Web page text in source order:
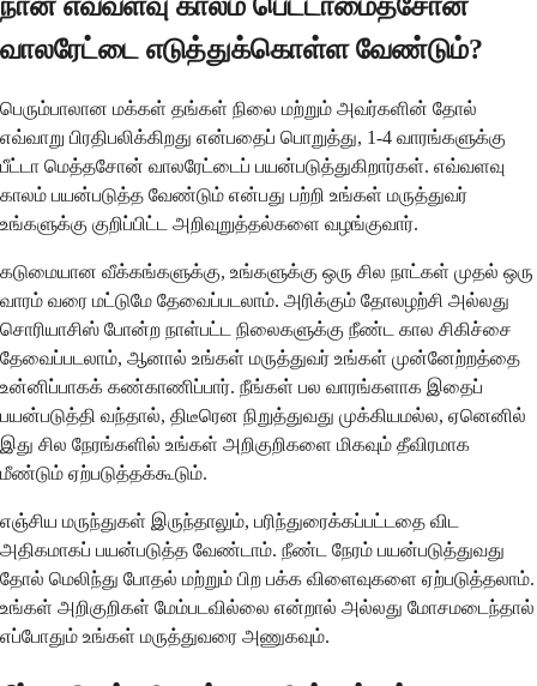
நான் எவ்வளவு காலம் பெட்டாமைதசோன்
வாலரேட்டை எடுத்துக்கொள்ள வேண்டும்?
பெரும்பாலான மக்கள் தங்கள் நிலை மற்றும் அவர்களின் தோல்
எவ்வாறு பிரதிபலிக்கிறது என்பதைப் பொறுத்து, 1-4 வாரங்களுக்கு
பீட்டா மெத்தசோன் வாலரேட்டைப் பயன்படுத்துகிறார்கள். எவ்வளவு
காலம் பயன்படுத்த வேண்டும் என்பது பற்றி உங்கள் மருத்துவர்
உங்களுக்கு குறிப்பிட்ட அறிவுறுத்தல்களை வழங்குவார்.
கடுமையான வீக்கங்களுக்கு, உங்களுக்கு ஒரு சில நாட்கள் முதல் ஒரு
வாரம் வரை மட்டுமே தேவைப்படலாம். அரிக்கும் தோலழற்சி அல்லது
சொரியாசிஸ் போன்ற நாள்பட்ட நிலைகளுக்கு நீண்ட கால சிகிச்சை
தேவைப்படலாம், ஆனால் உங்கள் மருத்துவர் உங்கள் முன்னேற்றத்தை
உன்னிப்பாகக் கண்காணிப்பார். நீங்கள் பல வாரங்களாக இதைப்
பயன்படுத்தி வந்தால், திடீரென நிறுத்துவது முக்கியமல்ல, ஏனெனில்
இது சில நேரங்களில் உங்கள் அறிகுறிகளை மிகவும் தீவிரமாக
மீண்டும் ஏற்படுத்தக்கூடும்.
எஞ்சிய மருந்துகள் இருந்தாலும், பரிந்துரைக்கப்பட்டதை விட
அதிகமாகப் பயன்படுத்த வேண்டாம். நீண்ட நேரம் பயன்படுத்துவது
தோல் மெலிந்து போதல் மற்றும் பிற பக்க விளைவுகளை ஏற்படுத்தலாம்.
உங்கள் அறிகுறிகள் மேம்படவில்லை என்றால் அல்லது மோசமடைந்தால்
எப்போதும் உங்கள் மருத்துவரை அணுகவும்.